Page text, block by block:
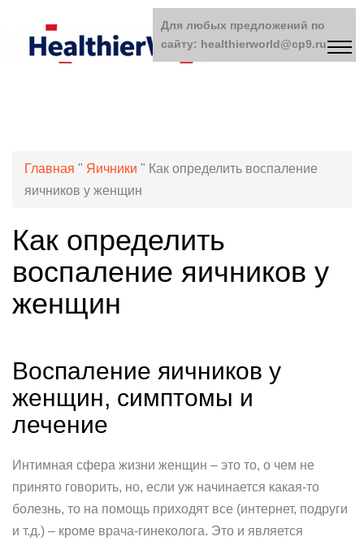
Главная " Яичники " Как определить воспаление
яичников у женщин
Как определить
воспаление яичников у
женщин
Воспаление яичников у
женщин, симптомы и
лечение
Интимная сфера жизни женщин – это то, о чем не
принято говорить, но, если уж начинается какая-то
болезнь, то на помощь приходят все (интернет, подруги
и т.д.) – кроме врача-гинеколога. Это и является
Для любых предложений по
сайту: healthierworld@cp9.ru